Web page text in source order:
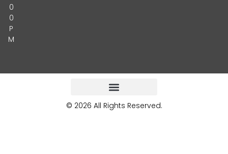
0
0
P
M
© 2026 All Rights Reserved.